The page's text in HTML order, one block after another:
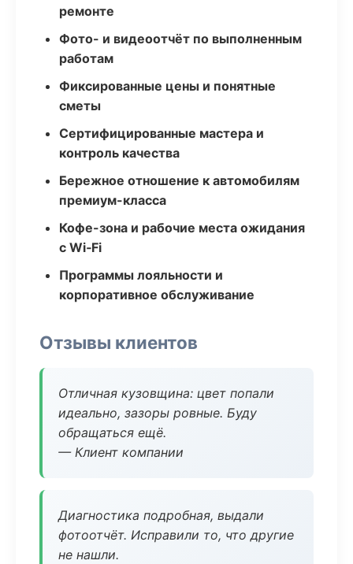
ремонте
Фото- и видеоотчёт по выполненным
работам
Фиксированные цены и понятные
сметы
Сертифицированные мастера и
контроль качества
Бережное отношение к автомобилям
премиум-класса
Кофе-зона и рабочие места ожидания
с Wi‑Fi
Программы лояльности и
корпоративное обслуживание
Отзывы клиентов
Отличная кузовщина: цвет попали
идеально, зазоры ровные. Буду
обращаться ещё.
— Клиент компании
Диагностика подробная, выдали
фотоотчёт. Исправили то, что другие
не нашли.